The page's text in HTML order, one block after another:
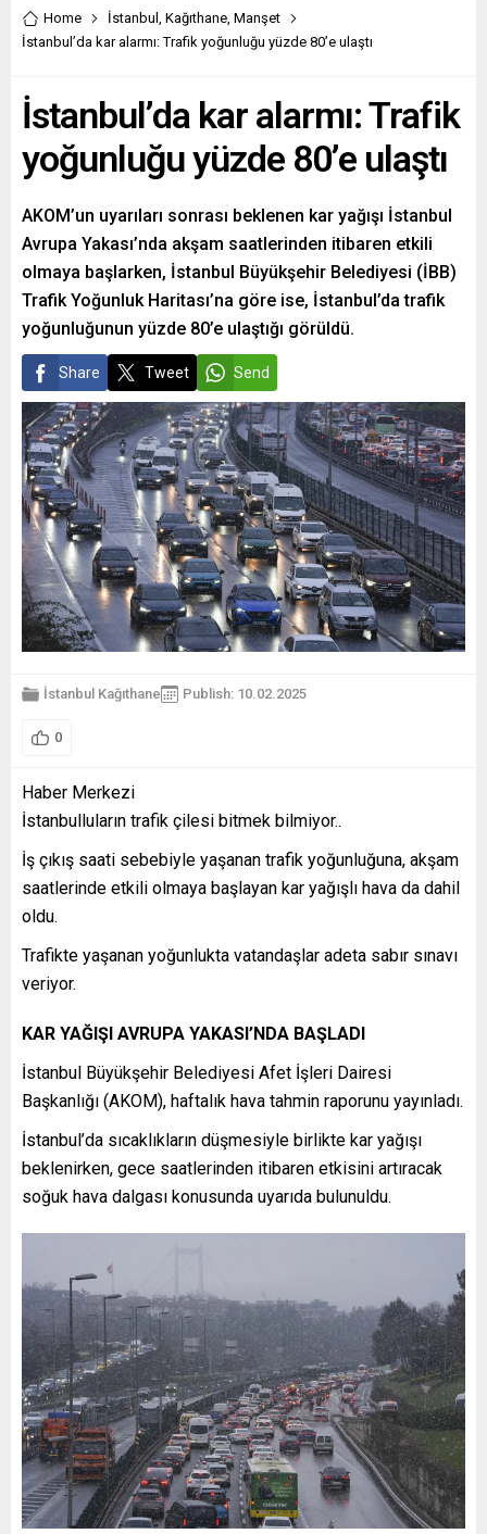
Home İstanbul , Kağıthane, Manşet
İstanbul’da kar alarmı: Trafik yoğunluğu yüzde 80’e ulaştı
İstanbul’da kar alarmı: Trafik
yoğunluğu yüzde 80’e ulaştı
AKOM’un uyarıları sonrası beklenen kar yağışı İstanbul
Avrupa Yakası’nda akşam saatlerinden itibaren etkili
olmaya başlarken, İstanbul Büyükşehir Belediyesi (İBB)
Trafik Yoğunluk Haritası’na göre ise, İstanbul’da trafik
yoğunluğunun yüzde 80’e ulaştığı görüldü.
Share Tweet Send
İstanbul Kağıthane Publish: 10.02.2025
0
Haber Merkezi
İstanbulluların trafik çilesi bitmek bilmiyor..
İş çıkış saati sebebiyle yaşanan trafik yoğunluğuna, akşam
saatlerinde etkili olmaya başlayan kar yağışlı hava da dahil
oldu.
Trafikte yaşanan yoğunlukta vatandaşlar adeta sabır sınavı
veriyor.
KAR YAĞIŞI AVRUPA YAKASI’NDA BAŞLADI
İstanbul Büyükşehir Belediyesi Afet İşleri Dairesi
Başkanlığı (AKOM), haftalık hava tahmin raporunu yayınladı.
İstanbul’da sıcaklıkların düşmesiyle birlikte kar yağışı
beklenirken, gece saatlerinden itibaren etkisini artıracak
soğuk hava dalgası konusunda uyarıda bulunuldu.